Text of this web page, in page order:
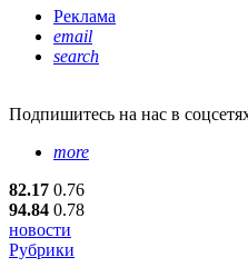
Реклама
email
search
Подпишитесь на нас в
more
82.17 0.76
94.84 0.78
новости
Рубрики